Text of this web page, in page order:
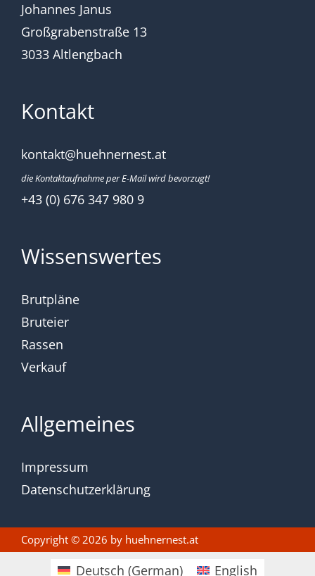
Johannes Janus
Großgrabenstraße 13
3033 Altlengbach
Kontakt
kontakt@huehnernest.at
die Kontaktaufnahme per E-Mail wird bevorzugt!
+43 (0) 676 347 980 9
Wissenswertes
Brutpläne
Bruteier
Rassen
Verkauf
Allgemeines
Impressum
Datenschutzerklärung
Copyright © 2026 by huehnernest.at
Deutsch (German) English